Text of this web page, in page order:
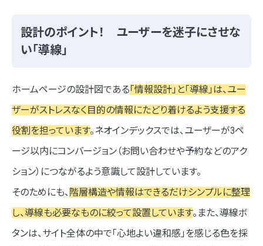
設計のポイント！ ユーザーを迷子にさせな
い「導線」
ホームページの設計図である「情報設計」と「導線」は、ユー
ザーがストレスなく目的の情報にたどり着けるよう支援する
役割を担っています。ネオインデックスでは、ユーザーが3ペ
ージ以内にコンバージョン（お問い合わせや予約などのアク
ション）につながるよう意識して設計しています。
そのためにも、 階層構造や情報はできるだけシンプルに整理
し、導線も必要なものに絞って設置しています。また、導線ボ
タンは、サイト全体の中で「心地よい違和感」を感じる色を採